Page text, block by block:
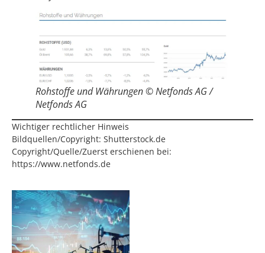
Rohstoffe und Währungen © Netfonds AG /
Netfonds AG
Wichtiger rechtlicher Hinweis
Bildquellen/Copyright: Shutterstock.de
Copyright/Quelle/Zuerst erschienen bei:
https://www.netfonds.de